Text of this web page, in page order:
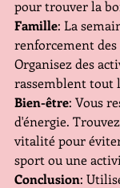
pour trouver la
Famille: La
renforcement
Organisez des
rassemblent tout
Bien-être: Vous
d'énergie.
vitalité pour
sport ou une
Conclusion: